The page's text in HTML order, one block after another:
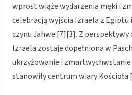
wprost wiąże wydarzenia męki i
celebracją wyjścia Izraela z
czynu Jahwe [7][3]. Z perspektywy
Izraela zostaje dopełniona w
ukrzyżowanie i
stanowiły centrum wiary Kościoła